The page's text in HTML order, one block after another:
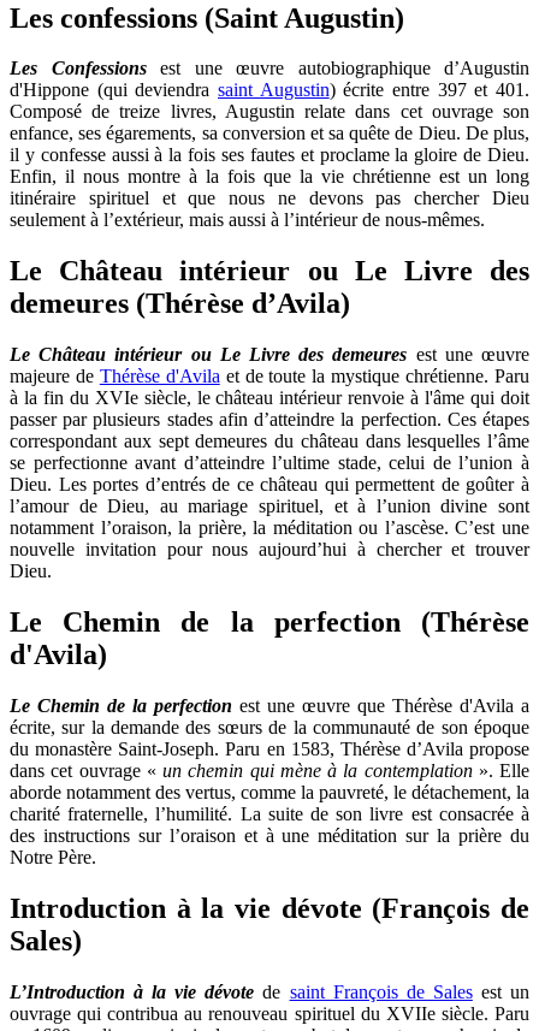
Les confessions (Saint Augustin)
Les Confessionsest une œuvre autobiographique d’Augustin
d'Hippone (qui deviendra saint Augustin) écrite entre 397 et 401.
Composé de treize livres, Augustin relate dans cet ouvrage son
enfance, ses égarements, sa conversion et sa quête de Dieu. De plus,
il y confesse aussi à la fois ses fautes et proclame la gloire de Dieu.
Enfin, il nous montre à la fois que la vie chrétienne est un long
itinéraire spirituel et que nous ne devons pas chercher Dieu
seulement à l’extérieur, mais aussi à l’intérieur de nous-mêmes.
Le Château intérieur ou Le Livre des
demeures (Thérèse d’Avila)
Le Château intérieur ou Le Livre des demeures est une œuvre
majeure de Thérèse d'Avila et de toute la mystique chrétienne. Paru
à la fin du XVIe siècle, le château intérieur renvoie à l'âme qui doit
passer par plusieurs stades afin d’atteindre la perfection. Ces étapes
correspondant aux sept demeures du château dans lesquelles l’âme
se perfectionne avant d’atteindre l’ultime stade, celui de l’union à
Dieu. Les portes d’entrés de ce château qui permettent de goûter à
l’amour de Dieu, au mariage spirituel, et à l’union divine sont
notamment l’oraison, la prière, la méditation ou l’ascèse. C’est une
nouvelle invitation pour nous aujourd’hui à chercher et trouver
Dieu.
Le Chemin de la perfection (Thérèse
d'Avila)
Le Chemin de la perfection est une œuvre que Thérèse d'Avila a
écrite, sur la demande des sœurs de la communauté de son époque
du monastère Saint-Joseph. Paru en 1583, Thérèse d’Avila propose
dans cet ouvrage « un chemin qui mène à la contemplation». Elle
aborde notamment des vertus, comme la pauvreté, le détachement, la
charité fraternelle, l’humilité. La suite de son livre est consacrée à
des instructions sur l’oraison et à une méditation sur la prière du
Notre Père.
Introduction à la vie dévote (François de
Sales)
L’Introduction à la vie dévote de saint François de Salesest un
ouvrage qui contribua au renouveau spirituel du XVIIe siècle. Paru